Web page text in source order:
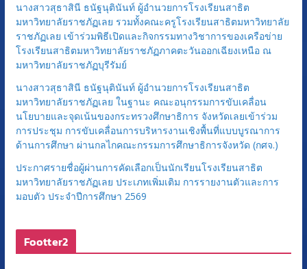
นางสาวสุธาสินี ธนัฐนุตินันท์ ผู้อำนวยการโรงเรียนสาธิต
มหาวิทยาลัยราชภัฏเลย รวมทั้งคณะครูโรงเรียนสาธิตมหาวิทยาลัย
ราชภัฏเลย เข้าร่วมพิธีเปิดและกิจกรรมทางวิชาการของเครือข่าย
โรงเรียนสาธิตมหาวิทยาลัยราชภัฏภาคตะวันออกเฉียงเหนือ ณ
มหาวิทยาลัยราชภัฏบุรีรัมย์
นางสาวสุธาสินี ธนัฐนุตินันท์ ผู้อำนวยการโรงเรียนสาธิต
มหาวิทยาลัยราชภัฏเลย ในฐานะ คณะอนุกรรมการขับเคลื่อน
นโยบายและจุดเน้นของกระทรวงศึกษาธิการ จังหวัดเลยเข้าร่วม
การประชุม การขับเคลื่อนการบริหารงานเชิงพื้นที่แบบบูรณาการ
ด้านการศึกษา ผ่านกลไกคณะกรรมการศึกษาธิการจังหวัด (กศจ.)
ประกาศรายชื่อผู้ผ่านการคัดเลือกเป็นนักเรียนโรงเรียนสาธิต
มหาวิทยาลัยราชภัฏเลย ประเภทเพิ่มเติม การรายงานตัวและการ
มอบตัว ประจำปีการศึกษา 2569
Footter2